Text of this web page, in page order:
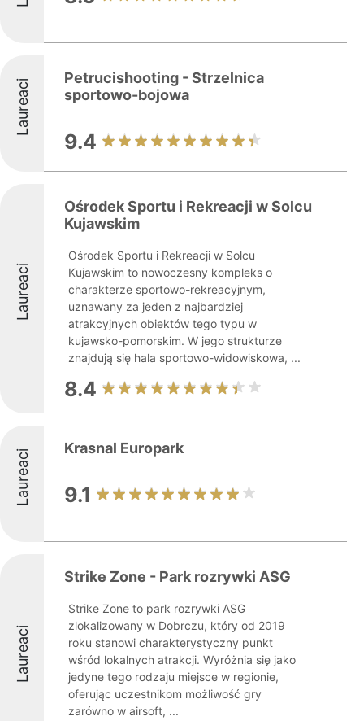
Laureaci
Petrucishooting - Strzelnica
sportowo-bojowa
9.4
Laureaci
Ośrodek Sportu i Rekreacji w Solcu
Kujawskim
Ośrodek Sportu i Rekreacji w Solcu
Kujawskim to nowoczesny kompleks o
charakterze sportowo-rekreacyjnym,
uznawany za jeden z najbardziej
atrakcyjnych obiektów tego typu w
kujawsko-pomorskim. W jego strukturze
znajdują się hala sportowo-widowiskowa, ...
8.4
Laureaci Krasnal Europark
9.1
Laureaci
Strike Zone - Park rozrywki ASG
Strike Zone to park rozrywki ASG
zlokalizowany w Dobrczu, który od 2019
roku stanowi charakterystyczny punkt
wśród lokalnych atrakcji. Wyróżnia się jako
jedyne tego rodzaju miejsce w regionie,
oferując uczestnikom możliwość gry
zarówno w airsoft, ...